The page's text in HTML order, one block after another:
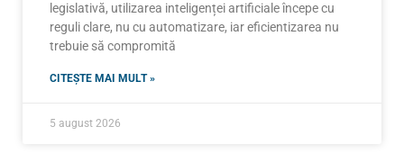
legislativă, utilizarea inteligenței artificiale începe cu
reguli clare, nu cu automatizare, iar eficientizarea nu
trebuie să compromită
CITEȘTE MAI MULT »
5 august 2026